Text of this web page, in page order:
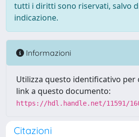
tutti i diritti sono riservati, salvo
indicazione.
Informazioni
Utilizza questo identificativo per
link a questo documento:
https://hdl.handle.net/11591/
Citazioni